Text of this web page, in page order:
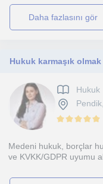
daha fazlasını gör
Hukuk
Medeni hukuk, borçlar
ve KVKK/GDPR uyumu